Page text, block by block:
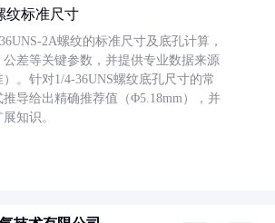
纹标准尺寸
2A螺纹的标准尺寸及底孔计算，
差等关键参数，并提供专业数据来源
）。针对1/4-36UNS螺纹底孔尺寸的常
推导给出精确推荐值（Φ5.18mm），并
知识。